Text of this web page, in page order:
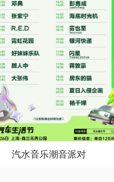
汽水音乐潮音派对